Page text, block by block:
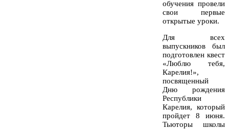
обучения провели
свои первые
открытые уроки.
Для всех
выпускников был
подготовлен квест
«Люблю тебя,
Карелия!»,
посвященный
Дню рождения
Республики
Карелия, который
пройдет 8 июня.
Тьюторы школы